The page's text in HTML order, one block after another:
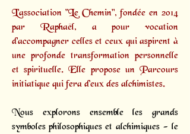
L'association "Le Chemin", fondée en 2014
par Raphaël, a pour vocation
d'accompagner celles et ceux qui aspirent à
une profonde transformation personnelle
et spirituelle. Elle propose un Parcours
initiatiquequi fera d’eux des alchimistes.
Nous explorons ensemble les grands
symboles philosophiques et alchimiques - le